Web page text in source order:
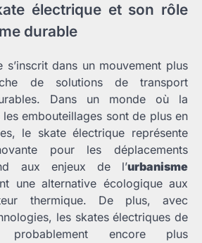
électrique et son rôle
durable
s’inscrit dans un mouvement plus
de solutions de transport
Dans un monde où la
les embouteillages sont de plus en
le skate électrique représente
pour les déplacements
aux enjeux de l’urbanisme
une alternative écologique aux
thermique. De plus, avec
les skates électriques de
probablement encore plus